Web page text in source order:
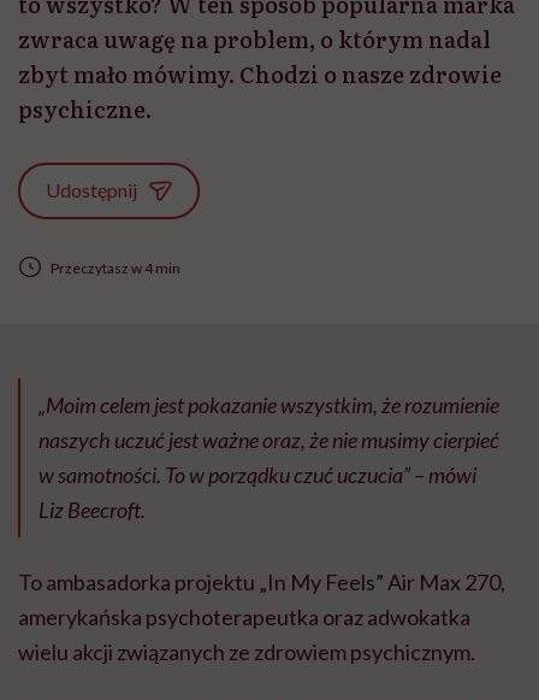
zwraca uwagę na problem, o którym nadal
zbyt mało mówimy. Chodzi o nasze zdrowie
psychiczne.
Udostępnij
Przeczytasz w 4 min
„Moim celem jest pokazanie wszystkim, że rozumienie
naszych uczuć jest ważne oraz, że nie musimy cierpieć
w samotności. To w porządku czuć uczucia” – mówi
Liz Beecroft.
To ambasadorka projektu „In My Feels” Air Max 270,
amerykańska psychoterapeutka oraz adwokatka
wielu akcji związanych ze zdrowiem psychicznym.